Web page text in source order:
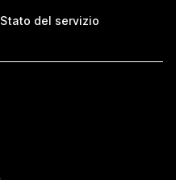
Stato del servizio